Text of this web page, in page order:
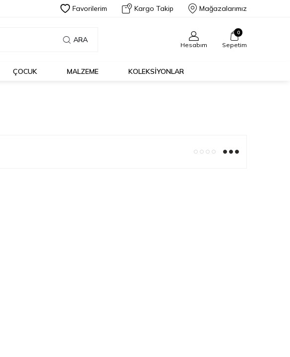
Favorilerim Kargo Takip Mağazalarımız
ARA
Hesabım
0
Sepetim
ÇOCUK MALZEME KOLEKSİYONLAR